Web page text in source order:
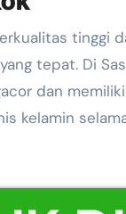
tepat. Di
dan
kelamin